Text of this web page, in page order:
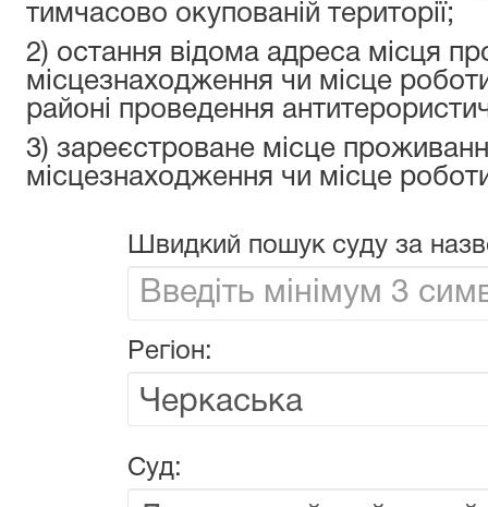
тимчасово окупованій території;
2) остання відома адреса місця
місцезнаходження чи місце
районі проведення
3) зареєстроване місце
місцезнаходження чи місце
Швидкий пошук суду за
Регіон:
Суд: